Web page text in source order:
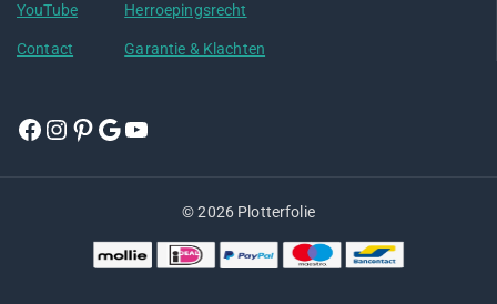
YouTube
Contact
Herroepingsrecht
Garantie & Klachten
© 2026 Plotterfolie